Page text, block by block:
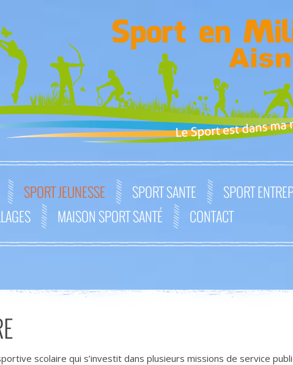
SPORT JEUNESSE SPORT SANTE
SPORT
MAISON SPORT SANTÉ CONTACT
scolaire qui s’investit dans plusieurs missions de service